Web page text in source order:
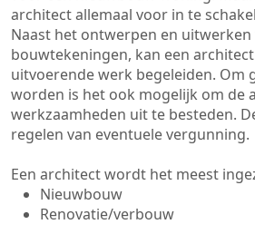
architect allemaal voor in te
Naast het ontwerpen en uitwerken
bouwtekeningen, kan een
uitvoerende werk begeleiden. Om
worden is het ook mogelijk om de
werkzaamheden uit te besteden.
regelen van eventuele vergunning.
Een architect wordt het meest
Nieuwbouw
Renovatie/verbouw